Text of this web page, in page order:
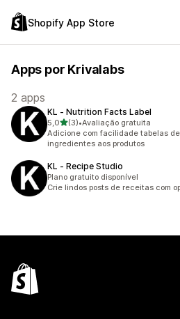
Shopify App Store
Apps por Krivalabs
2 apps
KL ‑ Nutrition Facts Label
5,0de 5 estrelas
(3)
3 avaliações ao todo
•Avaliação gratuita
Adicione com facilidade tabelas
ingredientes aos produtos
KL ‑ Recipe Studio
Plano gratuito disponível
Crie lindos posts de receitas com